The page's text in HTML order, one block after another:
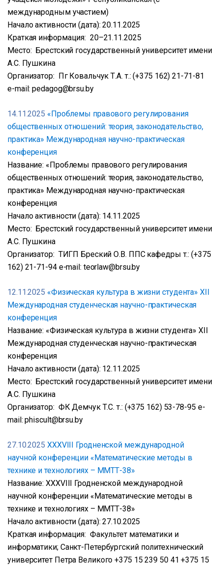
международным участием)
Начало активности (дата): 20.11.2025
Краткая информация: 20–21.11.2025
Место: Брестский государственный университет имени
А.С. Пушкина
Организатор: Пг Ковальчук Т.А. т.: (+375 162) 21-71-81
e-mail: pedagog@brsu.by
14.11.2025 «Проблемы правового регулирования
общественных отношений: теория, законодательство,
практика» Международная научно-практическая
конференция
Название: «Проблемы правового регулирования
общественных отношений: теория, законодательство,
практика» Международная научно-практическая
конференция
Начало активности (дата): 14.11.2025
Место: Брестский государственный университет имени
А.С. Пушкина
Организатор: ТИГП Бреский О.В. ППС кафедры т.: (+375
162) 21-71-94 e-mail: teorlaw@brsu.by
12.11.2025 «Физическая культура в жизни студента» XII
Международная студенческая научно-практическая
конференция
Название: «Физическая культура в жизни студента» XII
Международная студенческая научно-практическая
конференция
Начало активности (дата): 12.11.2025
Место: Брестский государственный университет имени
А.С. Пушкина
Организатор: ФК Демчук Т.С. т.: (+375 162) 53-78-95 e-
mail: phiscult@brsu.by
27.10.2025 XXXVIII Гродненской международной
научной конференции «Математические методы в
технике и технологиях – ММТТ-38»
Название: XXXVIII Гродненской международной
научной конференции «Математические методы в
технике и технологиях – ММТТ-38»
Начало активности (дата): 27.10.2025
Краткая информация: Факультет математики и
информатики; Санкт-Петербургский политехнический
университет Петра Великого +375 15 239 50 41 +375 15